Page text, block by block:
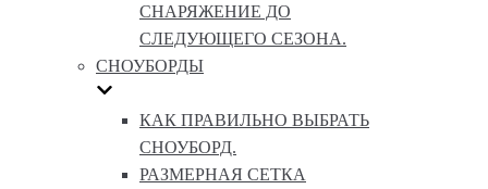
СНАРЯЖЕНИЕ ДО
СЛЕДУЮЩЕГО СЕЗОНА.
СНОУБОРДЫ
КАК ПРАВИЛЬНО ВЫБРАТЬ
СНОУБОРД.
РАЗМЕРНАЯ СЕТКА